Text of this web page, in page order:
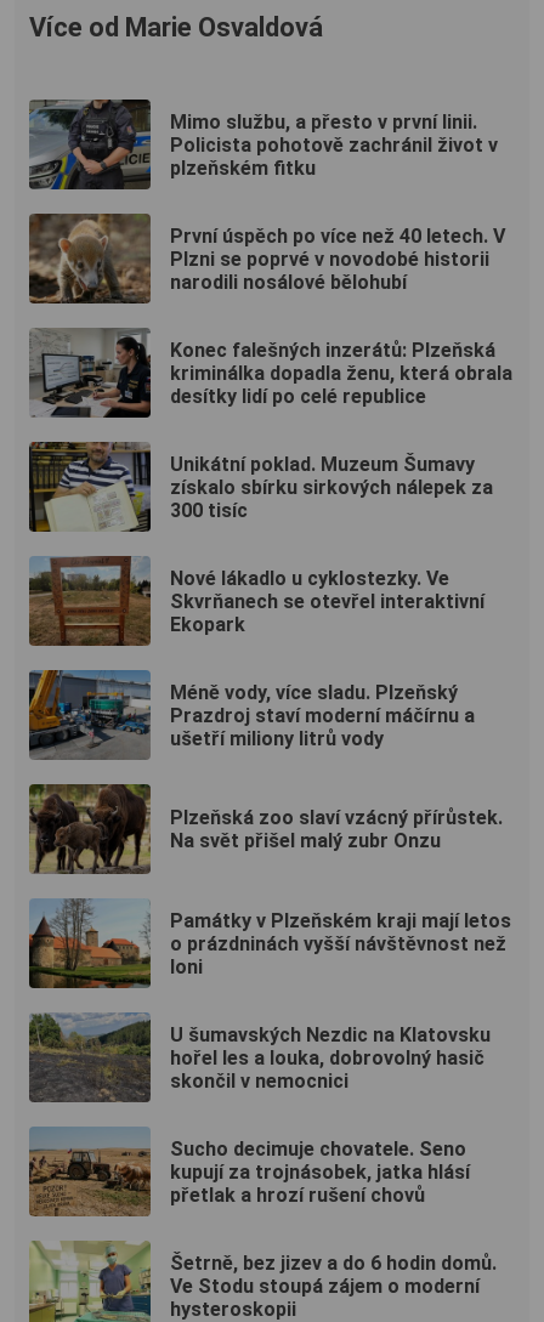
Více od Marie Osvaldová
Mimo službu, a přesto v první linii.
Policista pohotově zachránil život v
plzeňském fitku
První úspěch po více než 40 letech. V
Plzni se poprvé v novodobé historii
narodili nosálové bělohubí
Konec falešných inzerátů: Plzeňská
kriminálka dopadla ženu, která obrala
desítky lidí po celé republice
Unikátní poklad. Muzeum Šumavy
získalo sbírku sirkových nálepek za
300 tisíc
Nové lákadlo u cyklostezky. Ve
Skvrňanech se otevřel interaktivní
Ekopark
Méně vody, více sladu. Plzeňský
Prazdroj staví moderní máčírnu a
ušetří miliony litrů vody
Plzeňská zoo slaví vzácný přírůstek.
Na svět přišel malý zubr Onzu
Památky v Plzeňském kraji mají letos
o prázdninách vyšší návštěvnost než
loni
U šumavských Nezdic na Klatovsku
hořel les a louka, dobrovolný hasič
skončil v nemocnici
Sucho decimuje chovatele. Seno
kupují za trojnásobek, jatka hlásí
přetlak a hrozí rušení chovů
Šetrně, bez jizev a do 6 hodin domů.
Ve Stodu stoupá zájem o moderní
hysteroskopii